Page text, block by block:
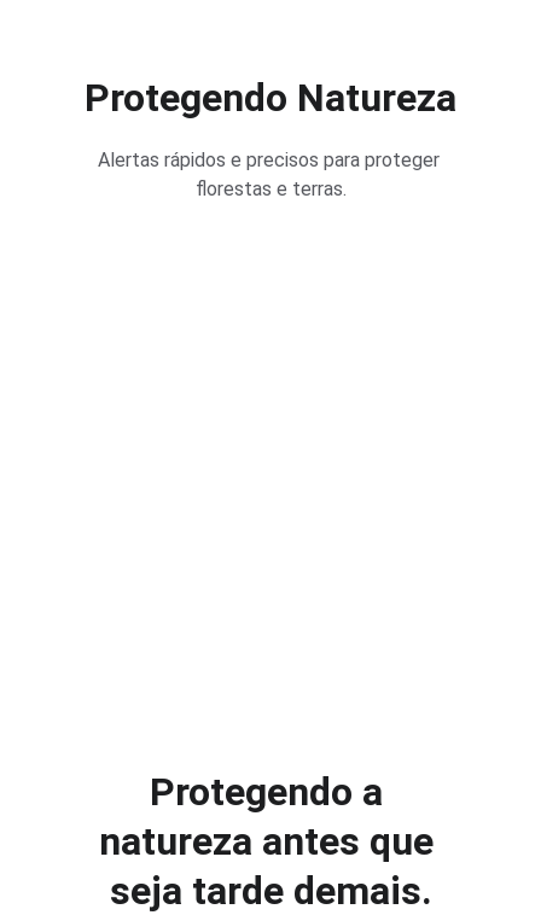
Protegendo Natureza
Alertas rápidos e precisos para proteger
florestas e terras.
Protegendo a
natureza antes que
seja tarde demais.